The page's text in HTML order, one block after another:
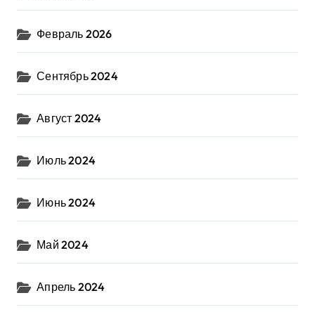
Февраль 2026
Сентябрь 2024
Август 2024
Июль 2024
Июнь 2024
Май 2024
Апрель 2024